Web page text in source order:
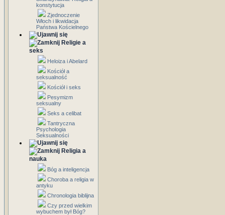
konstytucja
Zjednoczenie
Włoch i likwidacja
Państwa Kościelnego
Religie a
seks
Heloiza i Abelard
Kościół a
seksualność
Kościół i seks
Pesymizm
seksualny
Seks a celibat
Tantryczna
Psychologia
Seksualności
Religia a
nauka
Bóg a inteligencja
Choroba a religia w
antyku
Chronologia biblijna
Czy przed wielkim
wybuchem był Bóg?